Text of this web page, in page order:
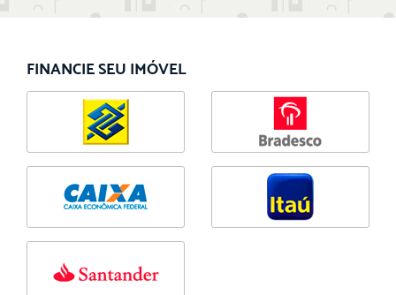
FINANCIE SEU IMÓVEL